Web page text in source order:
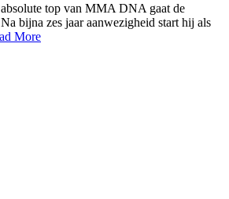
top van MMA DNA gaat de
bijna zes jaar aanwezigheid start hij als
More